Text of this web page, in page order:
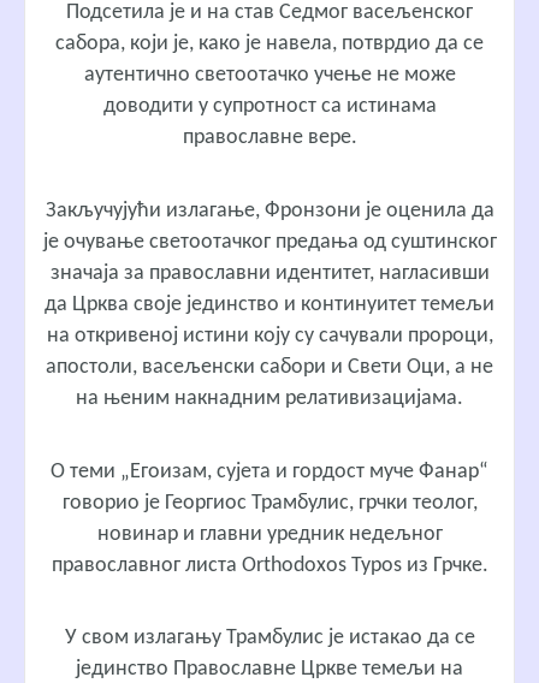
Подсетила је и на став Седмог васељенског
сабора, који је, како је навела, потврдио да се
аутентично светоотачко учење не може
доводити у супротност са истинама
православне вере.
Закључујући излагање, Фронзони је оценила да
је очување светоотачког предања од суштинског
значаја за православни идентитет, нагласивши
да Црква своје јединство и континуитет темељи
на откривеној истини коју су сачували пророци,
апостоли, васељенски сабори и Свети Оци, а не
на њеним накнадним релативизацијама.
О теми „Егоизам, сујета и гордост муче Фанар“
говорио је Георгиос Трамбулис, грчки теолог,
новинар и главни уредник недељног
православног листа Orthodoxos Typos из Грчке.
У свом излагању Трамбулис је истакао да се
јединство Православне Цркве темељи на